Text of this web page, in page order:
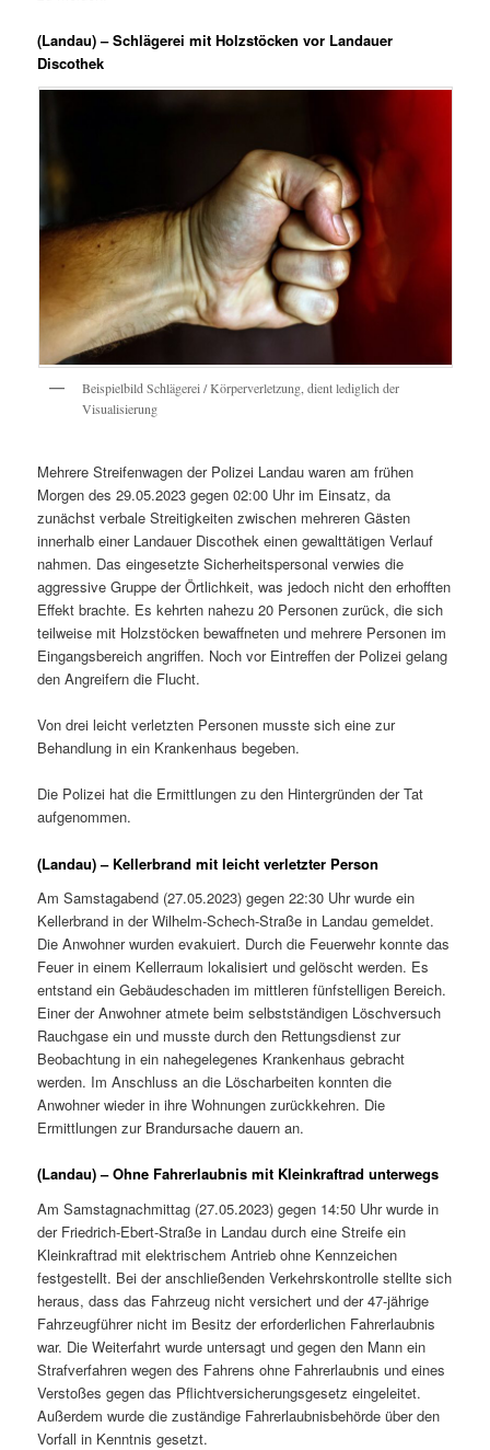
(Landau) – Schlägerei mit Holzstöcken vor Landauer
Discothek
Beispielbild Schlägerei / Körperverletzung, dient lediglich der
Visualisierung
Mehrere Streifenwagen der Polizei Landau waren am frühen
Morgen des 29.05.2023 gegen 02:00 Uhr im Einsatz, da
zunächst verbale Streitigkeiten zwischen mehreren Gästen
innerhalb einer Landauer Discothek einen gewalttätigen Verlauf
nahmen. Das eingesetzte Sicherheitspersonal verwies die
aggressive Gruppe der Örtlichkeit, was jedoch nicht den erhofften
Effekt brachte. Es kehrten nahezu 20 Personen zurück, die sich
teilweise mit Holzstöcken bewaffneten und mehrere Personen im
Eingangsbereich angriffen. Noch vor Eintreffen der Polizei gelang
den Angreifern die Flucht.
Von drei leicht verletzten Personen musste sich eine zur
Behandlung in ein Krankenhaus begeben.
Die Polizei hat die Ermittlungen zu den Hintergründen der Tat
aufgenommen.
(Landau) – Kellerbrand mit leicht verletzter Person
Am Samstagabend (27.05.2023) gegen 22:30 Uhr wurde ein
Kellerbrand in der Wilhelm-Schech-Straße in Landau gemeldet.
Die Anwohner wurden evakuiert. Durch die Feuerwehr konnte das
Feuer in einem Kellerraum lokalisiert und gelöscht werden. Es
entstand ein Gebäudeschaden im mittleren fünfstelligen Bereich.
Einer der Anwohner atmete beim selbstständigen Löschversuch
Rauchgase ein und musste durch den Rettungsdienst zur
Beobachtung in ein nahegelegenes Krankenhaus gebracht
werden. Im Anschluss an die Löscharbeiten konnten die
Anwohner wieder in ihre Wohnungen zurückkehren. Die
Ermittlungen zur Brandursache dauern an.
(Landau) – Ohne Fahrerlaubnis mit Kleinkraftrad unterwegs
Am Samstagnachmittag (27.05.2023) gegen 14:50 Uhr wurde in
der Friedrich-Ebert-Straße in Landau durch eine Streife ein
Kleinkraftrad mit elektrischem Antrieb ohne Kennzeichen
festgestellt. Bei der anschließenden Verkehrskontrolle stellte sich
heraus, dass das Fahrzeug nicht versichert und der 47-jährige
Fahrzeugführer nicht im Besitz der erforderlichen Fahrerlaubnis
war. Die Weiterfahrt wurde untersagt und gegen den Mann ein
Strafverfahren wegen des Fahrens ohne Fahrerlaubnis und eines
Verstoßes gegen das Pflichtversicherungsgesetz eingeleitet.
Außerdem wurde die zuständige Fahrerlaubnisbehörde über den
Vorfall in Kenntnis gesetzt.